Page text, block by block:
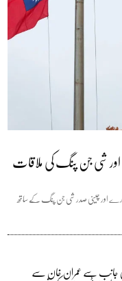
اور شی جن پنگ کی ملاقات
اور چینی صدر شی جن پنگ کے ساتھ
جانب سے عمران خان سے